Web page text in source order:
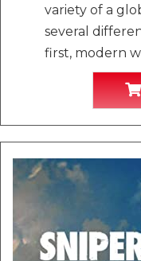
variety of a
several
first, modern